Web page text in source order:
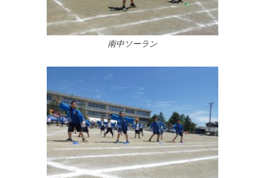
南中ソーラン